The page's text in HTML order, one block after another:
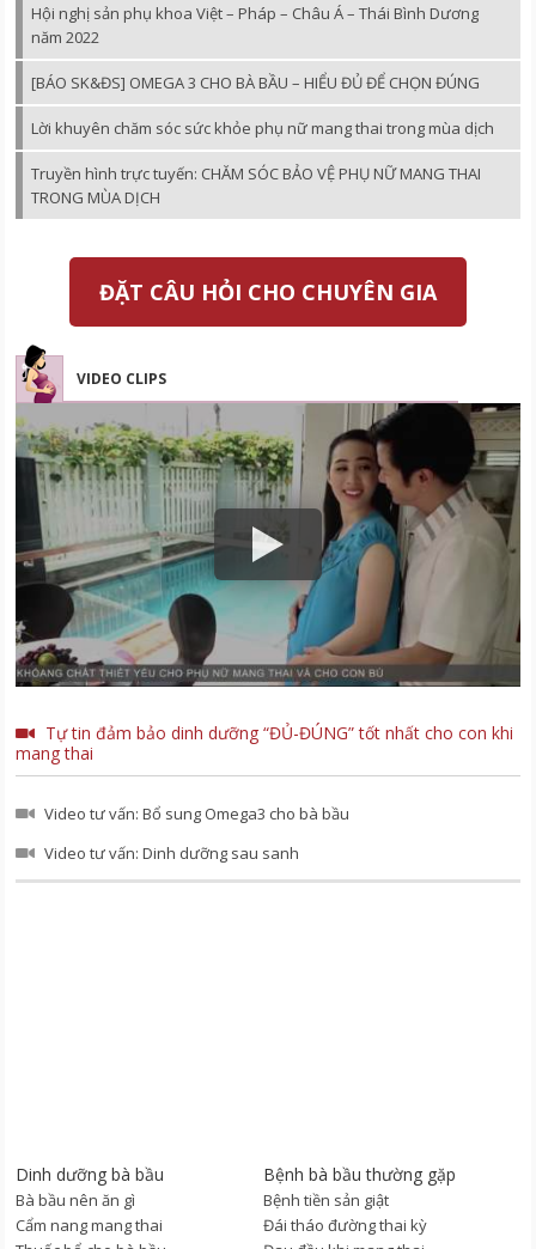
Hội nghị sản phụ khoa Việt – Pháp – Châu Á – Thái Bình Dương
năm 2022
[BÁO SK&ĐS] OMEGA 3 CHO BÀ BẦU – HIỂU ĐỦ ĐỂ CHỌN ĐÚNG
Lời khuyên chăm sóc sức khỏe phụ nữ mang thai trong mùa dịch
Truyền hình trực tuyến: CHĂM SÓC BẢO VỆ PHỤ NỮ MANG THAI
TRONG MÙA DỊCH
ĐẶT CÂU HỎI CHO CHUYÊN GIA
VIDEO CLIPS
Tự tin đảm bảo dinh dưỡng “ĐỦ-ĐÚNG” tốt nhất cho con khi
mang thai
Video tư vấn: Bổ sung Omega3 cho bà bầu
Video tư vấn: Dinh dưỡng sau sanh
Dinh dưỡng bà bầu
Bà bầu nên ăn gì
Cẩm nang mang thai
Bệnh bà bầu thường gặp
Bệnh tiền sản giật
Đái tháo đường thai kỳ